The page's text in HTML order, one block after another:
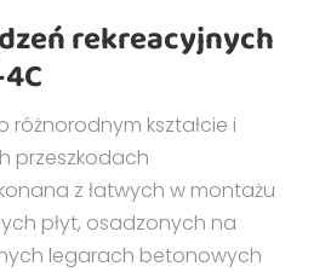
rekreacyjnych
różnorodnym kształcie i
przeszkodach
z łatwych w montażu
płyt, osadzonych na
legarach betonowych